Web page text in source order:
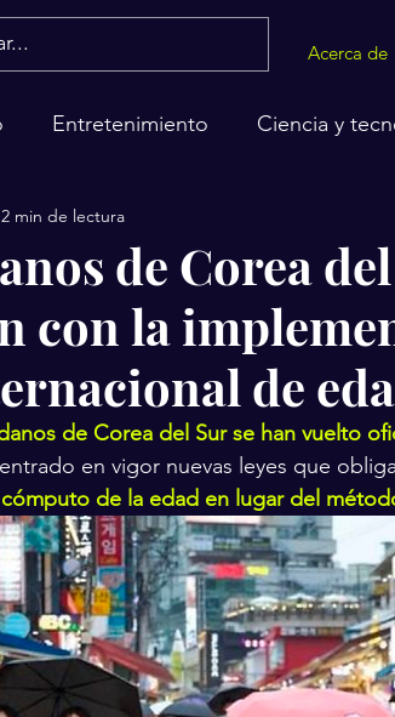
Acerca de
Entretenimiento Ciencia y
de Corea
con la
de
2 min de lectura
de Corea del Sur se han vuelto
en vigor nuevas leyes que
de la edad en lugar del